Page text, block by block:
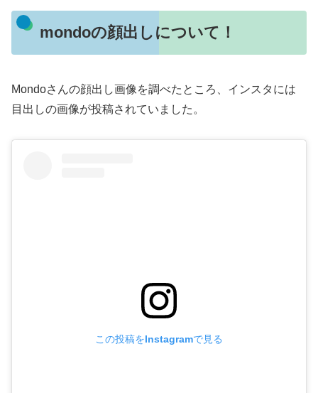
mondoの顔出しについて！
Mondoさんの顔出し画像を調べたところ、インスタには
目出しの画像が投稿されていました。
この投稿をInstagramで見る